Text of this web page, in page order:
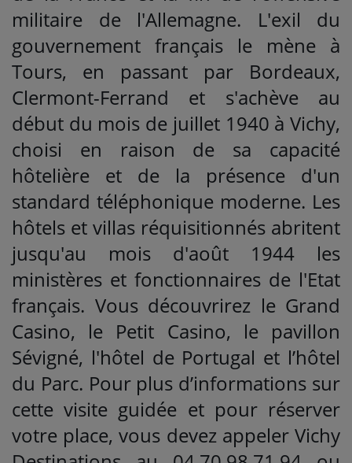
militaire de l'Allemagne. L'exil du
gouvernement français le mène à
Tours, en passant par Bordeaux,
Clermont-Ferrand et s'achève au
début du mois de juillet 1940 à Vichy,
choisi en raison de sa capacité
hôtelière et de la présence d'un
standard téléphonique moderne. Les
hôtels et villas réquisitionnés abritent
jusqu'au mois d'août 1944 les
ministères et fonctionnaires de l'Etat
français. Vous découvrirez le Grand
Casino, le Petit Casino, le pavillon
Sévigné, l'hôtel de Portugal et l’hôtel
du Parc. Pour plus d’informations sur
cette visite guidée et pour réserver
votre place, vous devez appeler Vichy